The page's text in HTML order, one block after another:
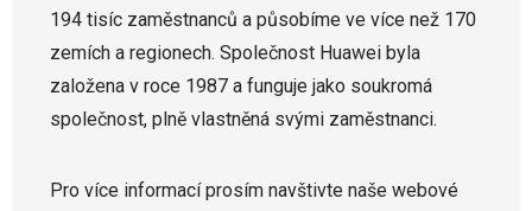
194 tisíc zaměstnanců a působíme ve více než 170
zemích a regionech. Společnost Huawei byla
založena v roce 1987 a funguje jako soukromá
společnost, plně vlastněná svými zaměstnanci.
Pro více informací prosím navštivte naše webové